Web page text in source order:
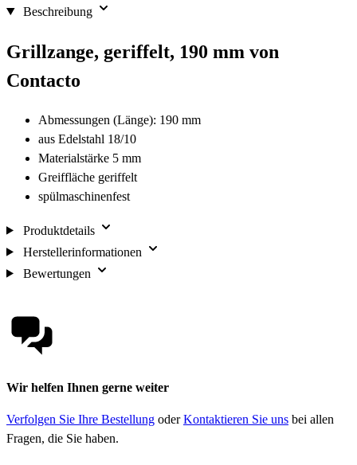
Beschreibung
Grillzange, geriffelt, 190 mm von
Contacto
Abmessungen (Länge): 190 mm
aus Edelstahl 18/10
Materialstärke 5 mm
Greiffläche geriffelt
spülmaschinenfest
Produktdetails
Herstellerinformationen
Bewertungen
Wir helfen Ihnen gerne weiter
Verfolgen Sie Ihre Bestellung oderKontaktieren Sie uns bei allen
Fragen, die Sie haben.